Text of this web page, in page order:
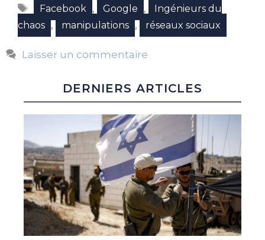
Étiquettes
Facebook , Google ,
Ingénieurs du
chaos , manipulations , réseaux sociaux
Laisser un commentaire
DERNIERS ARTICLES